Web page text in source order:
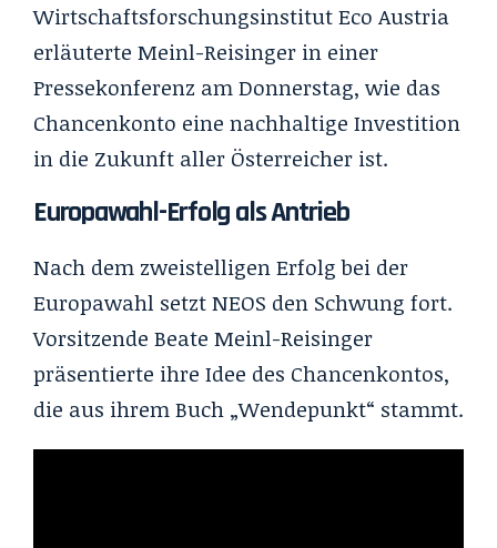
Wirtschaftsforschungsinstitut Eco Austria
erläuterte Meinl-Reisinger in einer
Pressekonferenz am Donnerstag, wie das
Chancenkonto eine nachhaltige Investition
in die Zukunft aller Österreicher ist.
Europawahl-Erfolg als Antrieb
Nach dem zweistelligen Erfolg bei der
Europawahl setzt NEOS den Schwung fort.
Vorsitzende Beate Meinl-Reisinger
präsentierte ihre Idee des Chancenkontos,
die aus ihrem Buch „Wendepunkt“ stammt.